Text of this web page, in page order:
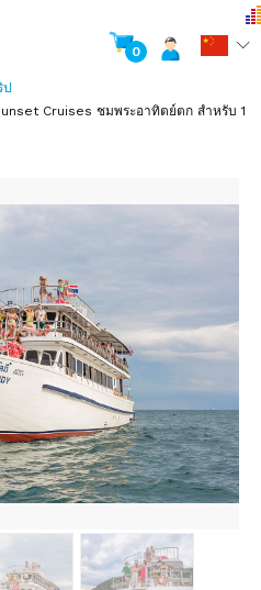
0
ป
Cruises ชมพระอาทิตย์ตก สำหรับ 1